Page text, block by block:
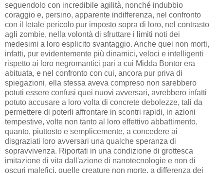
seguendolo con incredibile agilità, nonché indubbio
coraggio e, persino, apparente indifferenza, nel confronto
con il letale pericolo pur imposto sopra di loro, nel contrasto
agli zombie, nella volontà di sfruttare i limiti noti dei
medesimi a loro esplicito svantaggio. Anche quei non morti,
infatti, pur evidentemente più dinamici, veloci e intelligenti
rispetto ai loro negromantici pari a cui Midda Bontor era
abituata, e nel confronto con cui, ancora pur priva di
spiegazioni, ella stessa aveva compreso non sarebbero
potuti essere confusi quei nuovi avversari, avrebbero infatti
potuto accusare a loro volta di concrete debolezze, tali da
permettere di poterli affrontare in scontri rapidi, in azioni
tempestive, volte non tanto al loro effettivo abbattimento,
quanto, piuttosto e semplicemente, a concedere ai
disgraziati loro avversari una qualche speranza di
sopravvivenza. Riportati in una condizione di grottesca
imitazione di vita dall'azione di nanotecnologie e non di
oscuri malefici, quelle creature non morte, a differenza dei